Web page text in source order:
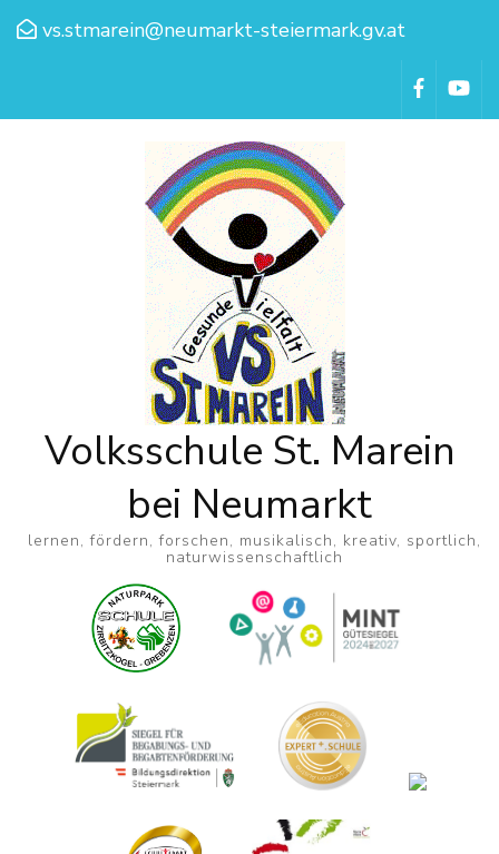
vs.stmarein@neumarkt-steiermark.gv.at
Volksschule St. Marein
bei Neumarkt
lernen, fördern, forschen, musikalisch, kreativ, sportlich,
naturwissenschaftlich